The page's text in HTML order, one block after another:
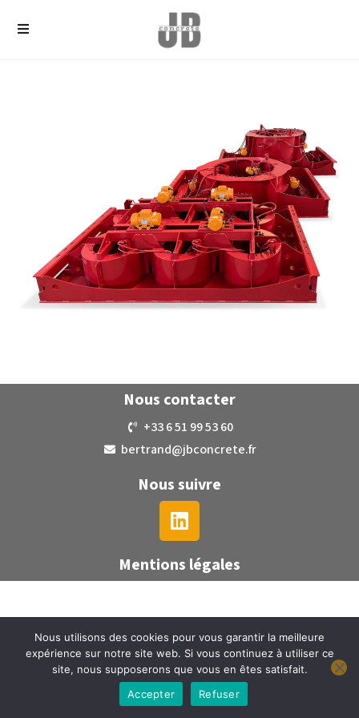
Nous contacter
+33 6 51 99 53 60
bertrand@jbconcrete.fr
Nous suivre
Mentions légales
Nous utilisons des cookies pour vous garantir la meilleure
expérience sur notre site web. Si vous continuez à utiliser ce
site, nous supposerons que vous en êtes satisfait.
Accepter
Refuser